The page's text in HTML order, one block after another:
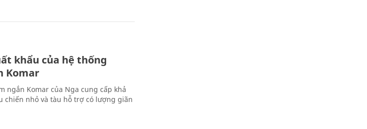
khẩu của hệ thống
Komar
ngắn Komar của Nga cung cấp khả
chiến nhỏ và tàu hỗ trợ có lượng giãn